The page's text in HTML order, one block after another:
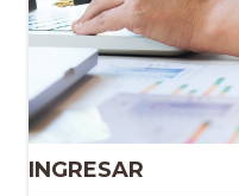
INGRESAR